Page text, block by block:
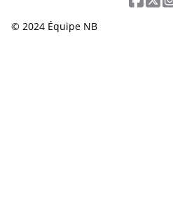
© 2024 Équipe NB